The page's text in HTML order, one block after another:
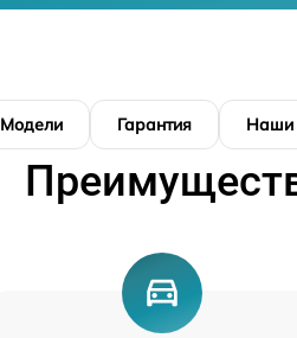
Модели Гарантия Наши